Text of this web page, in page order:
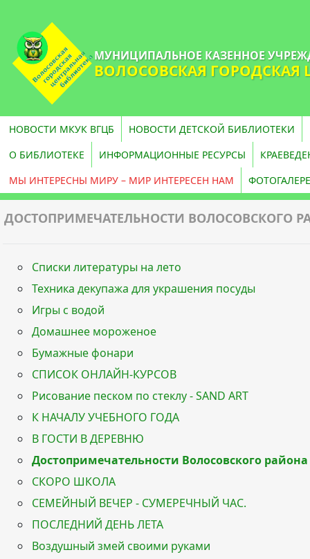
МУНИЦИПАЛЬНОЕ КАЗЕННОЕ
ВОЛОСОВСКАЯ ГОРОДСКАЯ
НОВОСТИ МКУК ВГЦБ НОВОСТИ ДЕТСКОЙ БИБЛИОТЕКИ
О БИБЛИОТЕКЕ
ИНФОРМАЦИОННЫЕ РЕСУРСЫ
МЫ ИНТЕРЕСНЫ МИРУ – МИР ИНТЕРЕСЕН НАМ
ДОСТОПРИМЕЧАТЕЛЬНОСТИ ВОЛОСОВСКОГО
Списки литературы на лето
Техника декупажа для украшения посуды
Игры с водой
Домашнее мороженое
Бумажные фонари
СПИСОК ОНЛАЙН-КУРСОВ
Рисование песком по стеклу - SAND ART
К НАЧАЛУ УЧЕБНОГО ГОДА
В ГОСТИ В ДЕРЕВНЮ
Достопримечательности Волосовского района
СКОРО ШКОЛА
СЕМЕЙНЫЙ ВЕЧЕР - СУМЕРЕЧНЫЙ ЧАС.
ПОСЛЕДНИЙ ДЕНЬ ЛЕТА
Воздушный змей своими руками